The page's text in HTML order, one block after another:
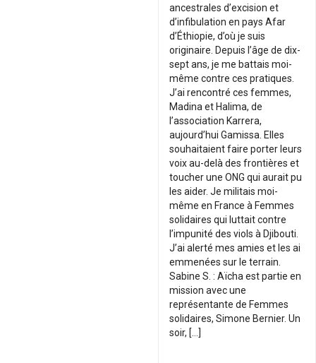
ancestrales d’excision et
d’infibulation en pays Afar
d’Éthiopie, d’où je suis
originaire. Depuis l’âge de dix-
sept ans, je me battais moi-
même contre ces pratiques.
J’ai rencontré ces femmes,
Madina et Halima, de
l’association Karrera,
aujourd’hui Gamissa. Elles
souhaitaient faire porter leurs
voix au-delà des frontières et
toucher une ONG qui aurait pu
les aider. Je militais moi-
même en France à Femmes
solidaires qui luttait contre
l’impunité des viols à Djibouti.
J’ai alerté mes amies et les ai
emmenées sur le terrain.
Sabine S. : Aïcha est partie en
mission avec une
représentante de Femmes
solidaires, Simone Bernier. Un
soir, […]